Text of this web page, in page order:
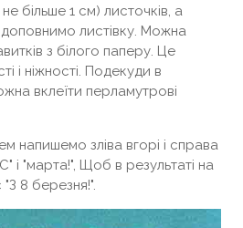
більше 1 см) листочків, а
листівку. Можна
з білого паперу. Це
і ніжності. Подекуди в
вклеїти перламутрові
напишемо зліва вгорі і справа
і "марта!", Щоб в результаті на
"З 8 березня!".